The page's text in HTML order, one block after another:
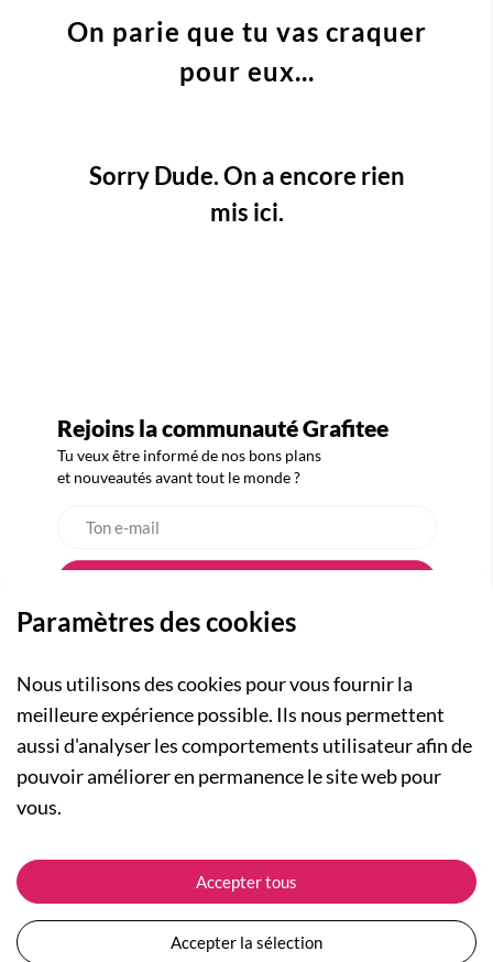
On parie que tu vas craquer
pour eux...
Sorry Dude. On a encore rien
mis ici.
Rejoins la communauté Grafitee
Tu veux être informé de nos bons plans
et nouveautés avant tout le monde ?
A PROPOS
Qui sommes-nous ?
Actualités
Nos engagements
Plan du site
Devenir revendeur
NOS RUBRIQUES
Collection Femme
Collection Enfants
Les Totebags
ASSISTANCE
Suivre ma commande
Expédition et livraison
Retour et remboursement
Paramètres des cookies
Nous utilisons des cookies pour vous fournir la
meilleure expérience possible. Ils nous permettent
aussi d'analyser les comportements utilisateur afin de
pouvoir améliorer en permanence le site web pour
vous.
Accepter tous
Accepter la sélection